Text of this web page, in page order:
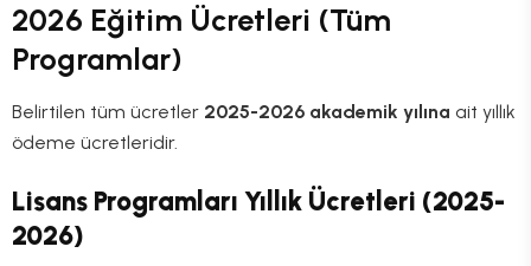
2026 Eğitim Ücretleri (Tüm
Programlar)
Belirtilen tüm ücretler 2025-2026 akademik yılına ait yıllık
ödeme ücretleridir.
Lisans Programları Yıllık Ücretleri (2025-
2026)